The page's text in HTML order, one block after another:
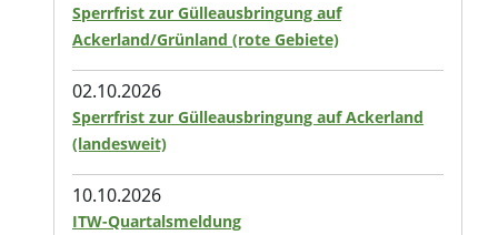
Sperrfrist zur Gülleausbringung auf
Ackerland/Grünland (rote Gebiete)
02.10.2026
Sperrfrist zur Gülleausbringung auf Ackerland
(landesweit)
10.10.2026
ITW-Quartalsmeldung